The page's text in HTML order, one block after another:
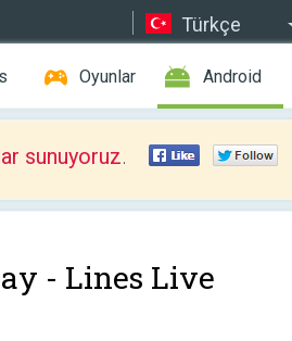
Türkçe
Oyunlar Android
sunuyoruz.
- Lines Live